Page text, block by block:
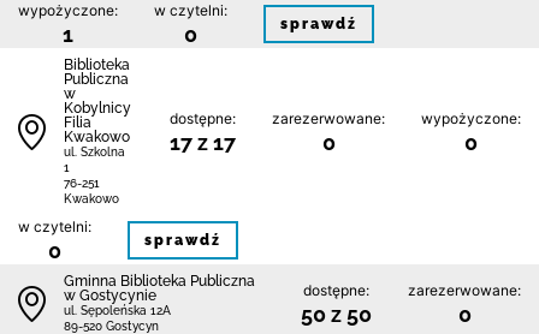
wypożyczone:
1
w czytelni:
0 sprawdź
Biblioteka
Publiczna
w
Kobylnicy
Filia
Kwakowo
ul. Szkolna
1
76-251
Kwakowo
dostępne:
17 z 17
zarezerwowane:
0
wypożyczone:
0
w czytelni:
0 sprawdź
Gminna Biblioteka Publiczna
w Gostycynie
ul. Sępoleńska 12A
89-520 Gostycyn
dostępne:
50 z 50
zarezerwowane:
0